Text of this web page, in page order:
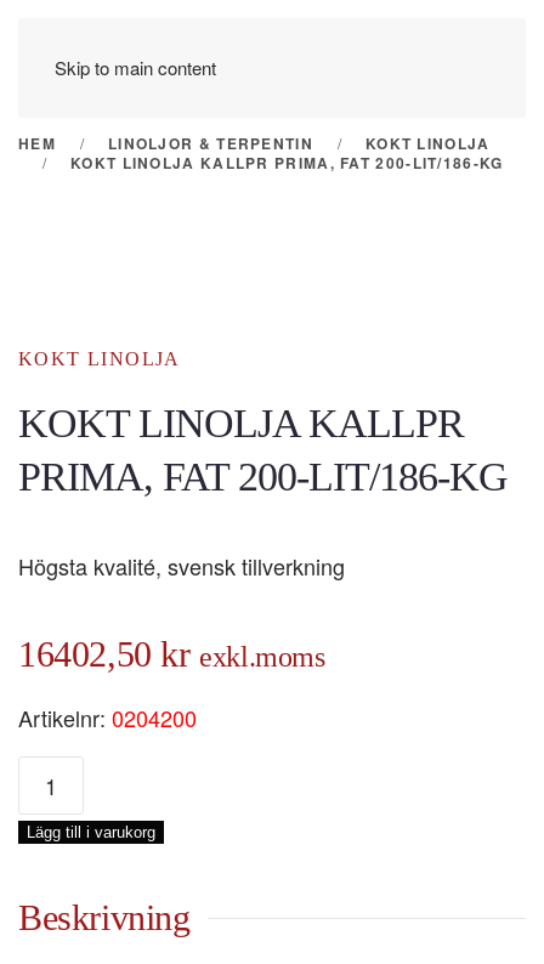
Skip to main content
HEM LINOLJOR & TERPENTIN
KOKT LINOLJA
KOKT LINOLJA KALLPR PRIMA, FAT 200-LIT/186-KG
KOKT LINOLJA
KOKT LINOLJA KALLPR
PRIMA, FAT 200-LIT/186-KG
Högsta kvalité, svensk tillverkning
16402,50kr exkl.moms
Artikelnr: 0204200
KOKT
LINOLJA
KALLPR
PRIMA,
200-
LIT/186-
Lägg till i varukorg
Beskrivning